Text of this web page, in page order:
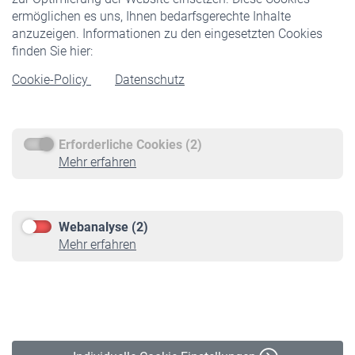
ermöglichen es uns, Ihnen bedarfsgerechte Inhalte
anzuzeigen. Informationen zu den eingesetzten Cookies
finden Sie hier:
Cookie-Policy
Datenschutz
Erforderliche Cookies (2)
Mehr erfahren
Webanalyse (2)
Mehr erfahren
Rentner
Rentenbeginn
Rente beantragen
Service
Informationen
Online-Rechner
VBLnewsletter
Erklärung zur Barrierefreiheit